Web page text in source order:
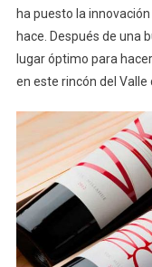
ha puesto la
hace. Después de una
lugar óptimo para
en este rincón del Valle